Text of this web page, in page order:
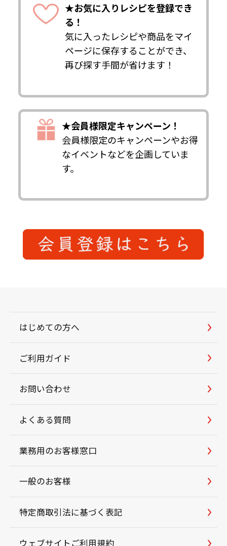
★お気に入りレシピを登録でき
る！
気に入ったレシピや商品をマイ
ページに保存することができ、
再び探す手間が省けます！
★会員様限定キャンペーン！
会員様限定のキャンペーンやお得
なイベントなどを企画していま
す。
はじめての方へ
ご利用ガイド
お問い合わせ
よくある質問
業務用のお客様窓口
一般のお客様
特定商取引法に基づく表記
ウェブサイトご利用規約